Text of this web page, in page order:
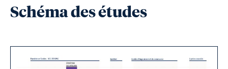
Schéma des études